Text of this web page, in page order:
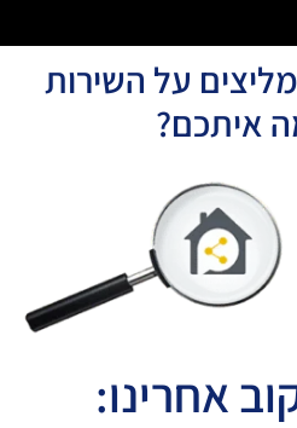
על השירות
איתכם?
אחרינו: